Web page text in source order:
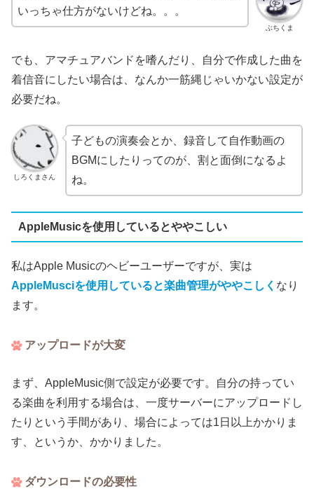
ぶちくま
いっちゃ仕方がないけどね。。。
でも、アマチュアバンドを嗜んだり、自分で作成した曲を
着信音にしたい場合は、なんか一筋縄じゃいかない設定が
必要だね。
しろくまさん
子どもの演奏会とか、録音して自作動画の
BGMにしたりってのが、割と面倒になるよ
ね。
AppleMusicを使用しているとややこしい
私はApple Musicのヘビーユーザーですが、実は
AppleMusciを使用していると楽曲管理がややこしく なり
ます。
アップロードが大変
まず、AppleMusic側で設定が必要です。自分の持ってい
る楽曲を利用する場合は、一度サーバーにアップロードし
たりという手間があり、場合によっては1日以上かかりま
す、というか、かかりました。
ダウンロードの必要性